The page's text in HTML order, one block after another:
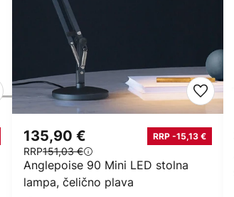
Anglepoise 90 Mini LED stolna
lampa, čelično plava
135,90 € RRP -15,13 €
RRP151,03 €